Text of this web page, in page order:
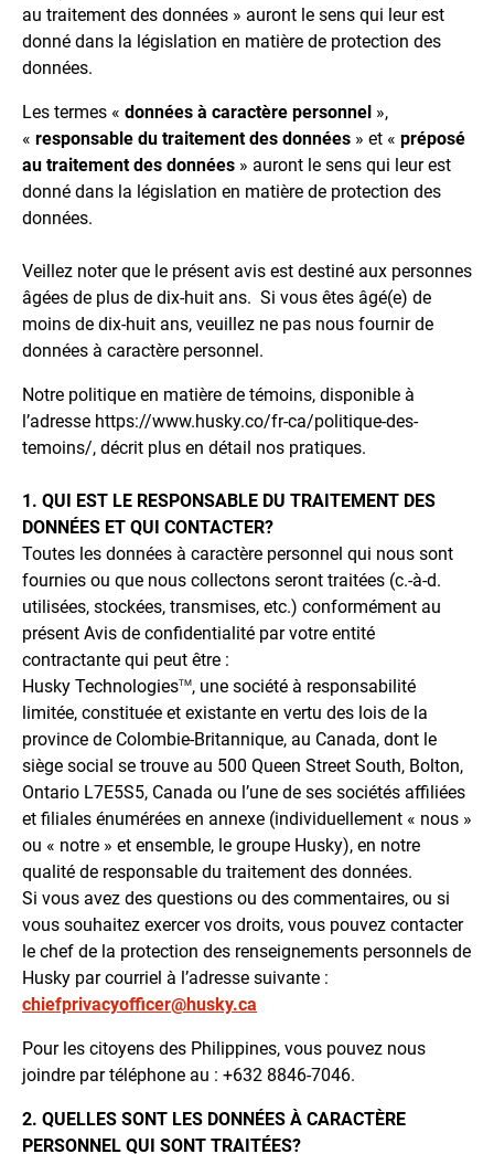
au traitement des données » auront le sens qui leur est
donné dans la législation en matière de protection des
données.
Les termes « données à caractère personnel »,
« responsable du traitement des données » et « préposé
au traitement des données » auront le sens qui leur est
donné dans la législation en matière de protection des
données.
Veillez noter que le présent avis est destiné aux personnes
âgées de plus de dix-huit ans. Si vous êtes âgé(e) de
moins de dix-huit ans, veuillez ne pas nous fournir de
données à caractère personnel.
Notre politique en matière de témoins, disponible à
l’adresse https://www.husky.co/fr-ca/politique-des-
temoins/, décrit plus en détail nos pratiques.
1. QUI EST LE RESPONSABLE DU TRAITEMENT DES
DONNÉES ET QUI CONTACTER?
Toutes les données à caractère personnel qui nous sont
fournies ou que nous collectons seront traitées (c.-à-d.
utilisées, stockées, transmises, etc.) conformément au
présent Avis de confidentialité par votre entité
contractante qui peut être :
Husky TechnologiesTM, une société à responsabilité
limitée, constituée et existante en vertu des lois de la
province de Colombie-Britannique, au Canada, dont le
siège social se trouve au 500 Queen Street South, Bolton,
Ontario L7E5S5, Canada ou l’une de ses sociétés affiliées
et filiales énumérées en annexe (individuellement « nous »
ou « notre » et ensemble, le groupe Husky), en notre
qualité de responsable du traitement des données.
Si vous avez des questions ou des commentaires, ou si
vous souhaitez exercer vos droits, vous pouvez contacter
le chef de la protection des renseignements personnels de
Husky par courriel à l’adresse suivante :
chiefprivacyofficer@husky.ca
Pour les citoyens des Philippines, vous pouvez nous
joindre par téléphone au : +632 8846-7046.
2. QUELLES SONT LES DONNÉES À CARACTÈRE
PERSONNEL QUI SONT TRAITÉES?